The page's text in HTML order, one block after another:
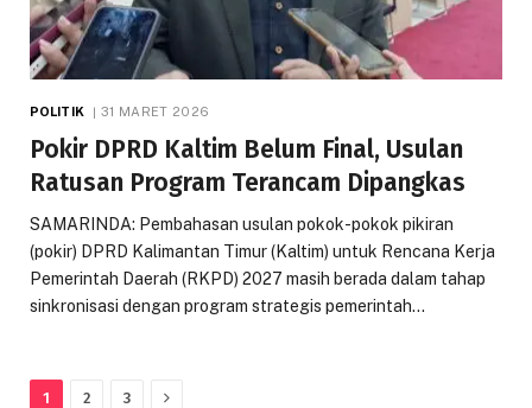
POLITIK 31 MARET 2026
Pokir DPRD Kaltim Belum Final, Usulan
Ratusan Program Terancam Dipangkas
SAMARINDA: Pembahasan usulan pokok-pokok pikiran
(pokir) DPRD Kalimantan Timur (Kaltim) untuk Rencana Kerja
Pemerintah Daerah (RKPD) 2027 masih berada dalam tahap
sinkronisasi dengan program strategis pemerintah…
1 2 3 Next